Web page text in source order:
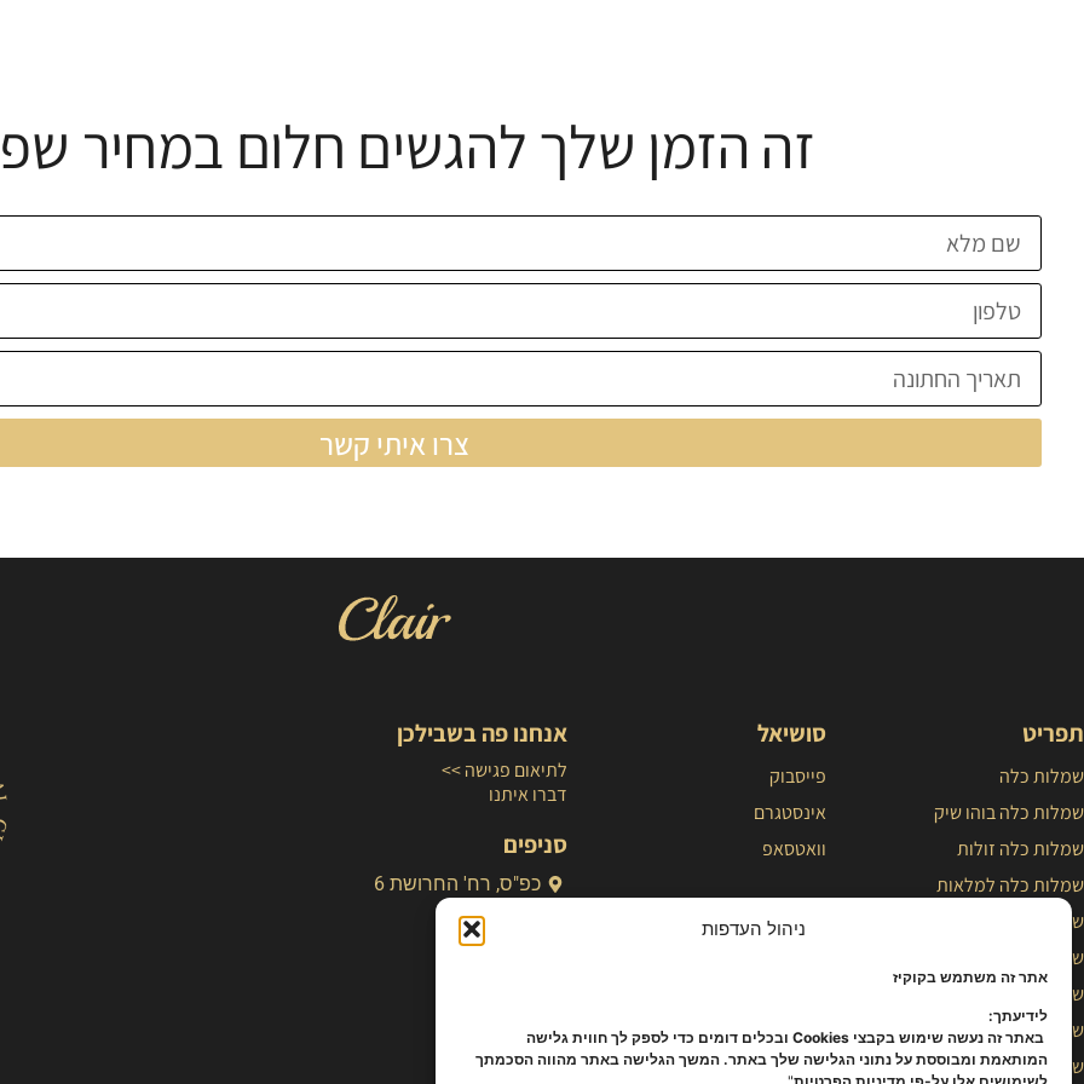
ניהול העדפות
אתר זה משתמש בקוקיז
לידיעתך:
באתר זה נעשה שימוש בקבצי Cookies ובכלים דומים כדי לספק לך חווית גלישה
המותאמת ומבוססת על נתוני הגלישה שלך באתר. המשך הגלישה באתר מהווה הסכמתך
זה הזמן שלך להגשים חלום במחיר
צרו איתי קשר
תפריט
שמלות כלה
שמלות כלה בוהו שיק
שמלות כלה זולות
שמלות כלה למלאות
שמלות כלה נסיכותיות
שמלת כלה פשוטה
שמלות כלה צנועות
שמלות כלה קלאסיות
שמלות כלה קצרות
סושיאל
פייסבוק
אינסטגרם
וואטסאפ
אנחנו פה בשבילכן
לתיאום פגישה >>
דברו איתנו
סניפים
כפ"ס, רח' החרושת 6